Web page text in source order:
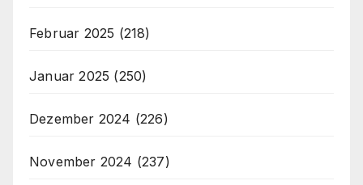
Februar 2025 (218)
Januar 2025 (250)
Dezember 2024 (226)
November 2024 (237)